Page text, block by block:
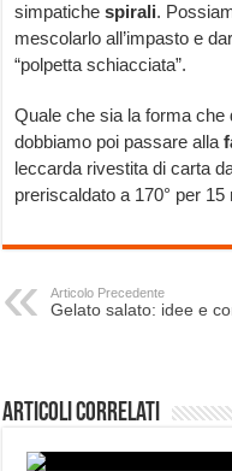
simpatichespirali.
mescolarlo all’impasto e
“polpetta schiacciata”.
Quale che sia la forma che
dobbiamo poi passare alla
leccarda rivestita di carta
preriscaldato a 170° per
Articolo Precedente
Gelato salato: idee e
Articoli correlati